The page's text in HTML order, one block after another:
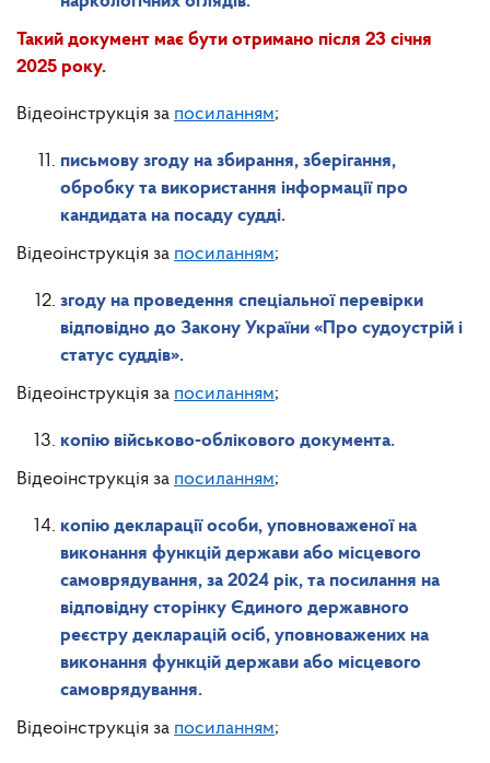
Такий документ має бути отримано після 23 січня
2025 року.
Відеоінструкція за посиланням;
письмову згоду на збирання, зберігання,
обробку та використання інформації про
кандидата на посаду судді.
Відеоінструкція за посиланням;
згоду на проведення спеціальної перевірки
відповідно до Закону України «Про судоустрій і
статус суддів».
Відеоінструкція за посиланням;
копію військово-облікового документа.
Відеоінструкція за посиланням;
копію декларації особи, уповноваженої на
виконання функцій держави або місцевого
самоврядування, за 2024 рік, та посилання на
відповідну сторінку Єдиного державного
реєстру декларацій осіб, уповноважених на
виконання функцій держави або місцевого
самоврядування.
Відеоінструкція за посиланням;